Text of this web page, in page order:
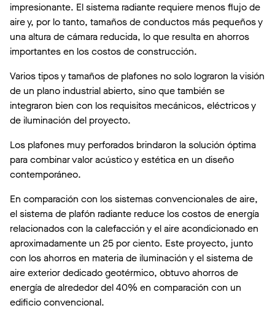
impresionante. El sistema radiante requiere menos flujo de
aire y, por lo tanto, tamaños de conductos más pequeños y
una altura de cámara reducida, lo que resulta en ahorros
importantes en los costos de construcción.
Varios tipos y tamaños de plafones no solo lograron la visión
de un plano industrial abierto, sino que también se
integraron bien con los requisitos mecánicos, eléctricos y
de iluminación del proyecto.
Los plafones muy perforados brindaron la solución óptima
para combinar valor acústico y estética en un diseño
contemporáneo.
En comparación con los sistemas convencionales de aire,
el sistema de plafón radiante reduce los costos de energía
relacionados con la calefacción y el aire acondicionado en
aproximadamente un 25 por ciento. Este proyecto, junto
con los ahorros en materia de iluminación y el sistema de
aire exterior dedicado geotérmico, obtuvo ahorros de
energía de alrededor del 40% en comparación con un
edificio convencional.